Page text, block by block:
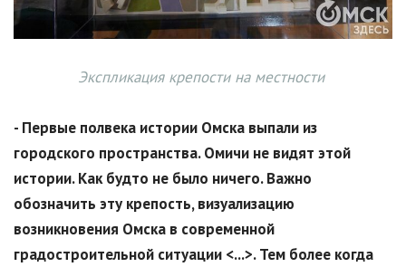
Экспликация крепости на местности
- Первые полвека истории Омска выпали из
городского пространства. Омичи не видят этой
истории. Как будто не было ничего. Важно
обозначить эту крепость, визуализацию
возникновения Омска в современной
градостроительной ситуации <...>. Тем более когда